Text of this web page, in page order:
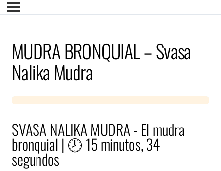
MUDRA BRONQUIAL – Svasa
Nalika Mudra
SVASA NALIKA MUDRA - El mudra
bronquial | 🕗 15 minutos, 34
segundos